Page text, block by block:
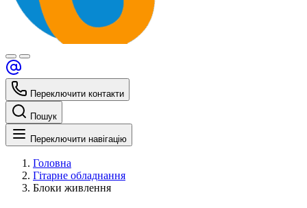
Переключити контакти
Пошук
Переключити навігацію
Головна
Гітарне обладнання
Блоки живлення